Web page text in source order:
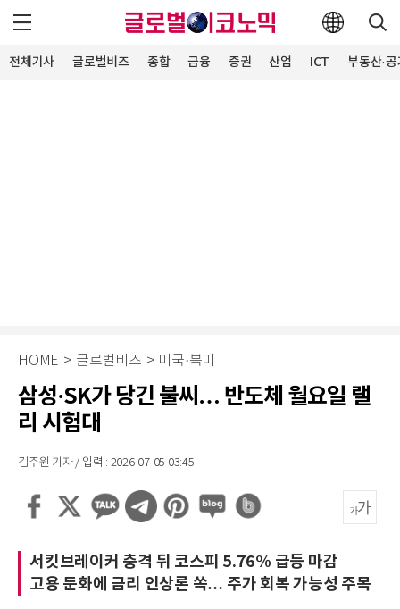
전체기사 글로벌비즈 종합 금융 증권 산업 ICT 부동산·
HOME > 글로벌비즈 > 미국·북미
삼성·SK가 당긴 불씨… 반도체 월요일 랠
리 시험대
김주원 기자 / 입력 : 2026-07-05 03:45
서킷브레이커 충격 뒤 코스피 5.76% 급등 마감
고용 둔화에 금리 인상론 쏙… 주가 회복 가능성 주목